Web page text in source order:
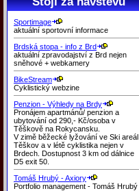
Sportimage
aktuální sportovní informace
Brdská stopa - info z Brd
aktuální zpravodajství z Brd nejen
sněhové + webkamery
BikeStream
Cyklistický webzine
Penzion - Výhledy na Brdy
Pronájem apartmánů/ penzion a
ubytování od 290,- Kč/osoba v
Těškově na Rokycansku.
V zimě běžecké lyžování ve Ski areál
Těškov a v létě cyklistika nejen v
Brdech. Dostupnost 3 km od dálnice
D5 exit 50.
Tomáš Hrubý - Axiory
Portfolio management - Tomáš Hrubý